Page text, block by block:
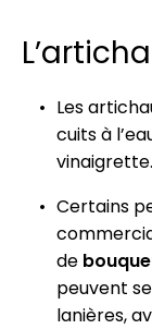
Les
cuits à
vinaigrette.
Certains
de
peuvent
lanières,